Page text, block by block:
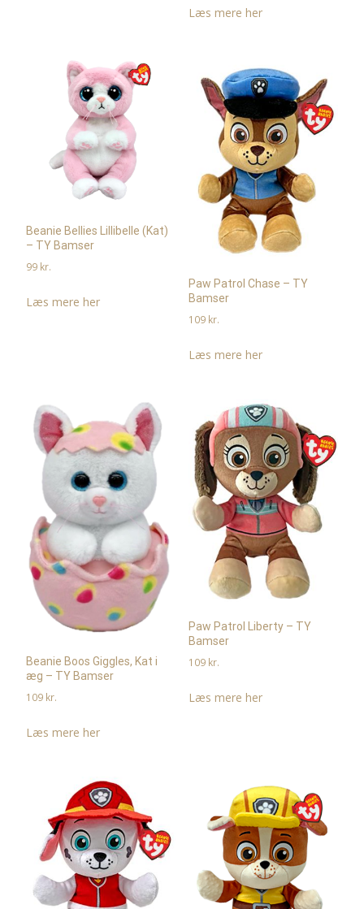
Læs mere her
Beanie Bellies Lillibelle (Kat)
– TY Bamser
99 kr.
Læs mere her
Paw Patrol Chase – TY
Bamser
109 kr.
Læs mere her
Beanie Boos Giggles, Kat i
æg – TY Bamser
109 kr.
Læs mere her
Paw Patrol Liberty – TY
Bamser
109 kr.
Læs mere her